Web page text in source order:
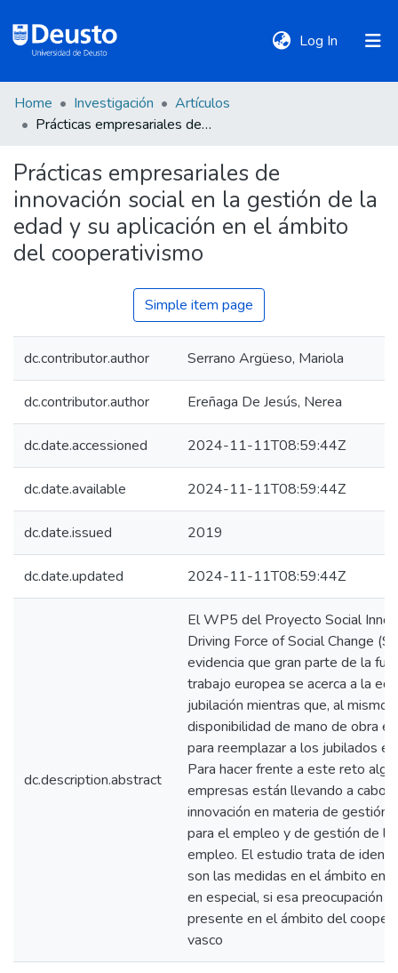
Log In (current)
DeustoTeka
Communities
&
Collections
Statistics
Home Investigación
Artículos
Prácticas empresariales de innovación social en la gestión de la edad y su aplicación en el ámbito del cooperativismo
Prácticas empresariales de
innovación social en la gestión de la
edad y su aplicación en el ámbito
del cooperativismo
Simple item page
dc.contributor.author Serrano Argüeso, Mariola
dc.contributor.author Ereñaga De Jesús, Nerea
dc.date.accessioned 2024-11-11T08:59:44Z
dc.date.available 2024-11-11T08:59:44Z
dc.date.issued 2019
dc.date.updated 2024-11-11T08:59:44Z
dc.description.abstract
El WP5 del Proyecto Social
Driving Force of Social Change
evidencia que gran parte de la
trabajo europea se acerca a la
jubilación mientras que, al mismo
disponibilidad de mano de obra
para reemplazar a los jubilados
Para hacer frente a este reto
empresas están llevando a cabo
innovación en materia de gestión
para el empleo y de gestión de la
empleo. El estudio trata de
son las medidas en el ámbito
en especial, si esa preocupación
presente en el ámbito del
vasco